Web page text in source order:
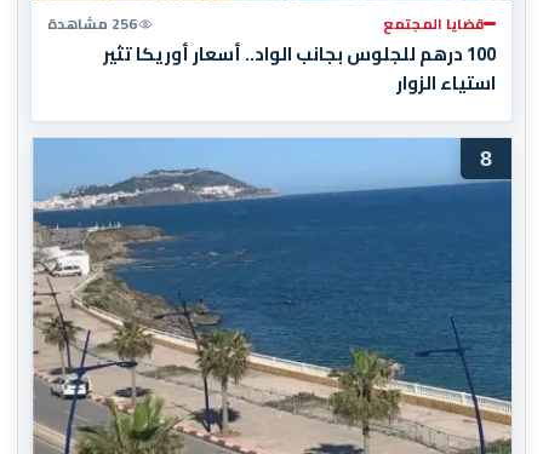
قضايا المجتمع 256 مشاهدة
100 درهم للجلوس بجانب الواد.. أسعار أوريكا تثير
استياء الزوار
8